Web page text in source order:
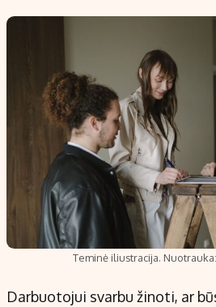
Teminė iliustracija. Nuotrauka:
Darbuotojui svarbu žinoti, ar